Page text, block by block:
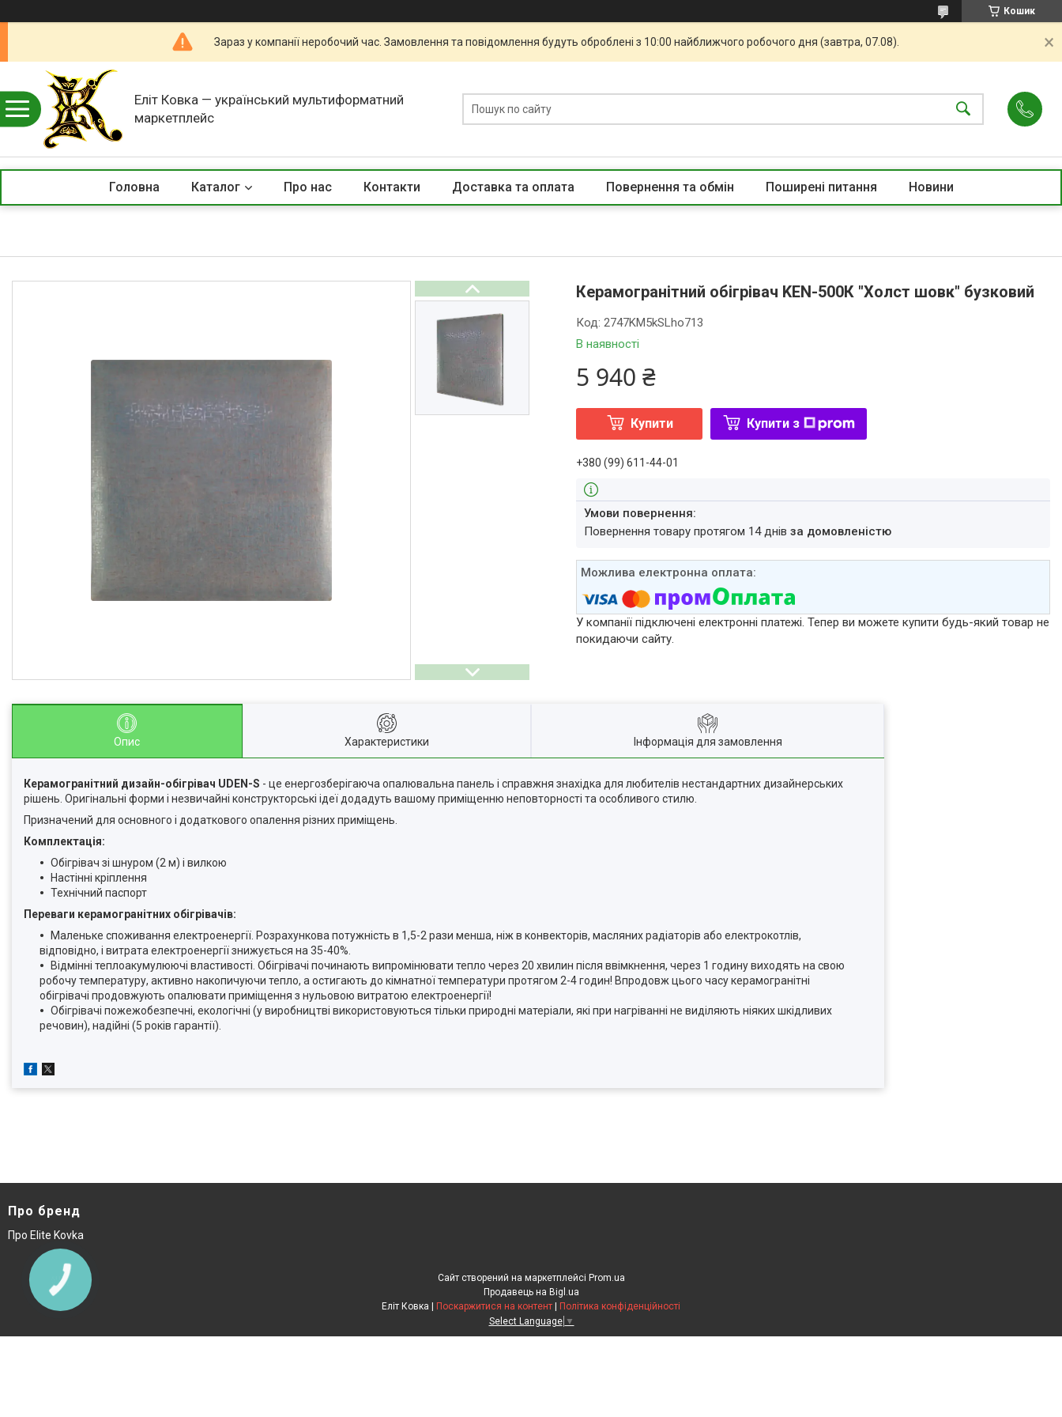
Кошик
Зараз у компанії неробочий час. Замовлення та повідомлення будуть оброблені з 10:00 найближчого робочого дня (завтра, 07.08).
Еліт Ковка — український мультиформатний
маркетплейс
Головна Каталог Про нас Контакти Доставка та оплата Повернення та обмін Поширені питання Новини
Керамогранітний обігрівач KEN-500К "Холст шовк" бузковий
В наявності
Код:2747KM5kSLho713
5 940 ₴
Купити Купити з
+380 (99) 611-44-01
повернення товару протягом 14 днівза домовленістю
У компанії підключені електронні платежі. Тепер ви можете купити будь-який товар не
покидаючи сайту.
Опис Характеристики Інформація для замовлення
Керамогранітний дизайн-обігрівач UDEN-S - це енергозберігаюча опалювальна панель і справжня знахідка для любителів нестандартних дизайнерських
рішень. Оригінальні форми і незвичайні конструкторські ідеї додадуть вашому приміщенню неповторності та особливого стилю.
Призначений для основного і додаткового опалення різних приміщень.
Комплектація:
Обігрівач зі шнуром (2 м) і вилкою
Настінні кріплення
Технічний паспорт
Переваги керамогранітних обігрівачів:
Маленьке споживання електроенергії. Розрахункова потужність в 1,5-2 рази менша, ніж в конвекторів, масляних радіаторів або електрокотлів,
відповідно, і витрата електроенергії знижується на 35-40%.
Відмінні теплоакумулюючі властивості. Обігрівачі починають випромінювати тепло через 20 хвилин після ввімкнення, через 1 годину виходять на свою
робочу температуру, активно накопичуючи тепло, а остигають до кімнатної температури протягом 2-4 годин! Впродовж цього часу керамогранітні
обігрівачі продовжують опалювати приміщення з нульовою витратою електроенергії!
Обігрівачі пожежобезпечні, екологічні (у виробництві використовуються тільки природні матеріали, які при нагріванні не виділяють ніяких шкідливих
речовин), надійні (5 років гарантії).
Про бренд
Про Elite Kovka
Сайт створений на маркетплейсі Prom.ua
Продавець на Bigl.ua
Поскаржитися на контент
Політика конфіденційності
Select Language ▼
КНОПКА
ЗВ'ЯЗКУ